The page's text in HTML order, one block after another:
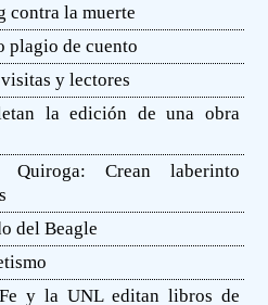
contra la muerte
plagio de cuento
y lectores
la edición de una obra
Quiroga: Crean laberinto
del Beagle
y la UNL editan libros de